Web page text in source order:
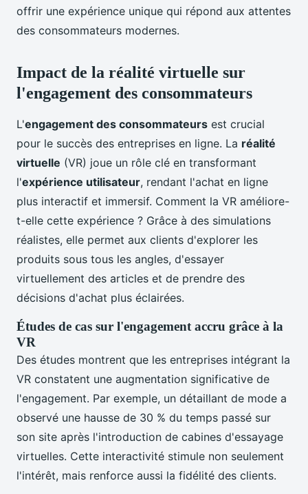
offrir une expérience unique qui répond aux attentes
des consommateurs modernes.
Impact de la réalité virtuelle sur
l'engagement des consommateurs
L'engagement des consommateurs est crucial
pour le succès des entreprises en ligne. La réalité
virtuelle (VR) joue un rôle clé en transformant
l'expérience utilisateur, rendant l'achat en ligne
plus interactif et immersif. Comment la VR améliore-
t-elle cette expérience ? Grâce à des simulations
réalistes, elle permet aux clients d'explorer les
produits sous tous les angles, d'essayer
virtuellement des articles et de prendre des
décisions d'achat plus éclairées.
Études de cas sur l'engagement accru grâce à la
VR
Des études montrent que les entreprises intégrant la
VR constatent une augmentation significative de
l'engagement. Par exemple, un détaillant de mode a
observé une hausse de 30 % du temps passé sur
son site après l'introduction de cabines d'essayage
virtuelles. Cette interactivité stimule non seulement
l'intérêt, mais renforce aussi la fidélité des clients.